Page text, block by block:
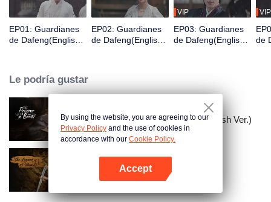
EP01: Guardianes
de Dafeng(English
EP02: Guardianes
de Dafeng(English
VIP
EP03: Guardianes
de Dafeng(English
VIP
de
Le podría gustar
El Prisionero de la Belleza (English Ver.)
La leyenda de ShenLi
By using the website, you are agreeing to our
Privacy Policy and the use of cookies in
accordance with our Cookie Policy.
Accept